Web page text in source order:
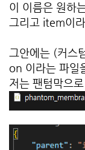
이 이름은 원하
그리고 item이
그안에는 (커스
on 이라는 파일
저는 팬텀막으로